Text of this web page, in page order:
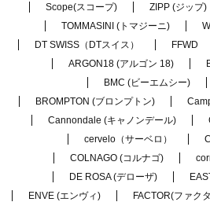
Scope(スコープ)
ZIPP (ジップ)
TOMMASINI (トマジーニ)
DT SWISS（DTスイス）
FFWD
ARGON18 (アルゴン 18)
BMC (ビーエムシー)
BROMPTON (ブロンプトン)
Cannondale (キャノンデール)
cervelo（サーベロ）
COLNAGO (コルナゴ)
DE ROSA (デローザ)
ENVE (エンヴィ)
FACTOR(ファク